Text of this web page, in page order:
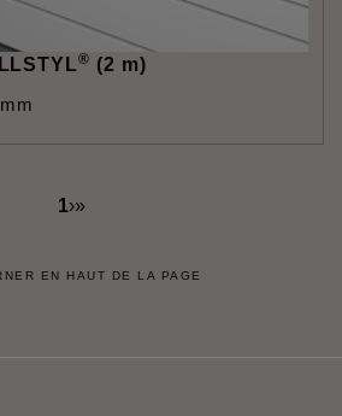
® (2 m)
1›»
EN HAUT DE LA PAGE